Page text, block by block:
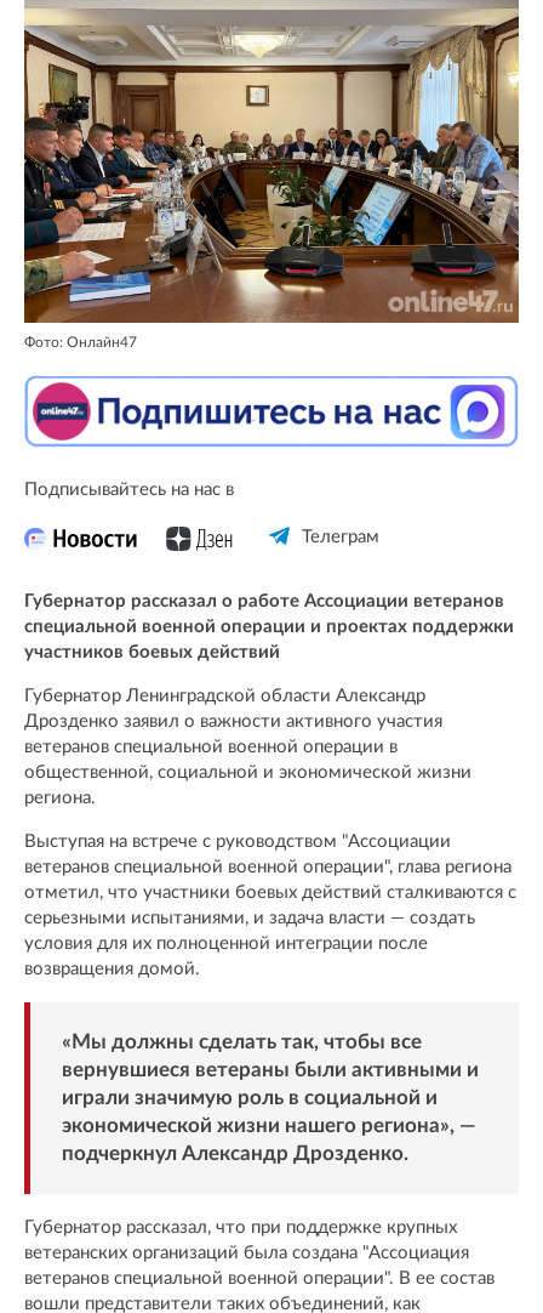
Фото: Онлайн47
Подписывайтесь на нас в
Телеграм
Губернатор рассказал о работе Ассоциации ветеранов
специальной военной операции и проектах поддержки
участников боевых действий
Губернатор Ленинградской области Александр
Дрозденко заявил о важности активного участия
ветеранов специальной военной операции в
общественной, социальной и экономической жизни
региона.
Выступая на встрече с руководством "Ассоциации
ветеранов специальной военной операции", глава региона
отметил, что участники боевых действий сталкиваются с
серьезными испытаниями, и задача власти — создать
условия для их полноценной интеграции после
возвращения домой.
«Мы должны сделать так, чтобы все
вернувшиеся ветераны были активными и
играли значимую роль в социальной и
экономической жизни нашего региона», —
подчеркнул Александр Дрозденко.
Губернатор рассказал, что при поддержке крупных
ветеранских организаций была создана "Ассоциация
ветеранов специальной военной операции". В ее состав
вошли представители таких объединений, как